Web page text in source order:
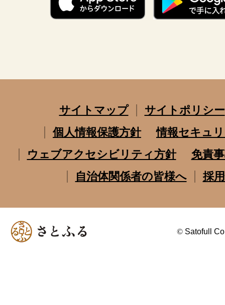
サイトマップ
サイトポリシー
個人情報保護方針
情報セキュ
ウェブアクセシビリティ方針
免責
自治体関係者の皆様へ
採
© Satofull